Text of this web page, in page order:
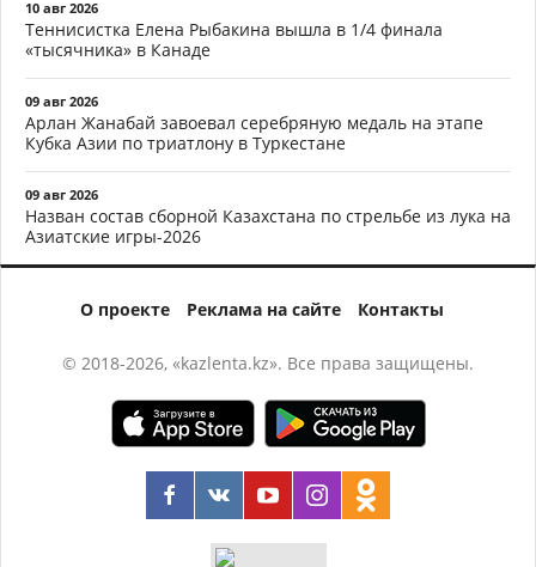
10 авг 2026
Теннисистка Елена Рыбакина вышла в 1/4 финала
«тысячника» в Канаде
09 авг 2026
Арлан Жанабай завоевал серебряную медаль на этапе
Кубка Азии по триатлону в Туркестане
09 авг 2026
Назван состав сборной Казахстана по стрельбе из лука на
Азиатские игры-2026
О проекте Реклама на сайте Контакты
© 2018-2026, «kazlenta.kz». Все права защищены.